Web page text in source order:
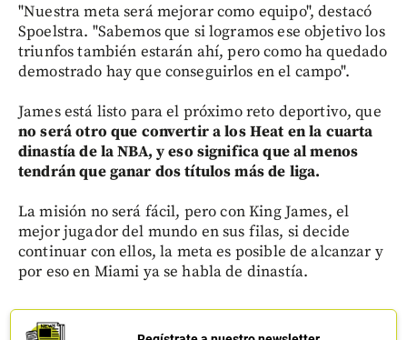
"Nuestra meta será mejorar como equipo", destacó
Spoelstra. "Sabemos que si logramos ese objetivo los
triunfos también estarán ahí, pero como ha quedado
demostrado hay que conseguirlos en el campo".
James está listo para el próximo reto deportivo, que
no será otro que convertir a los Heat en la cuarta
dinastía de la NBA, y eso significa que al menos
tendrán que ganar dos títulos más de liga.
La misión no será fácil, pero con King James, el
mejor jugador del mundo en sus filas, si decide
continuar con ellos, la meta es posible de alcanzar y
por eso en Miami ya se habla de dinastía.